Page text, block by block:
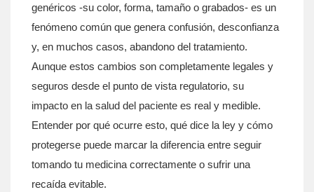
genéricos -su color, forma, tamaño o grabados- es un
fenómeno común que genera confusión, desconfianza
y, en muchos casos, abandono del tratamiento.
Aunque estos cambios son completamente legales y
seguros desde el punto de vista regulatorio, su
impacto en la salud del paciente es real y medible.
Entender por qué ocurre esto, qué dice la ley y cómo
protegerse puede marcar la diferencia entre seguir
tomando tu medicina correctamente o sufrir una
recaída evitable.